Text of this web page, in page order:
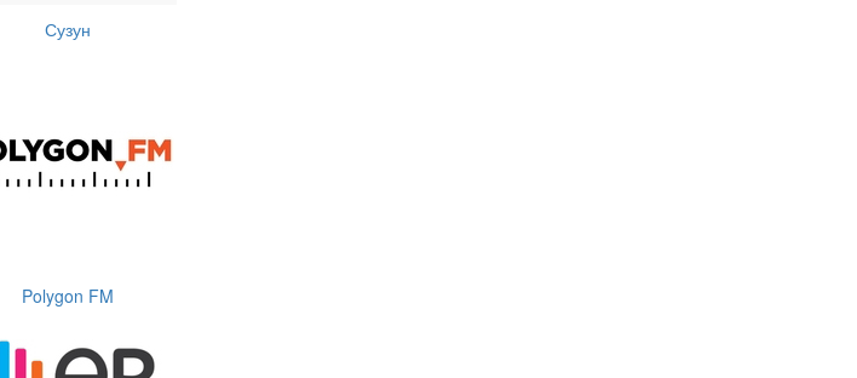
Сузун
Polygon FM